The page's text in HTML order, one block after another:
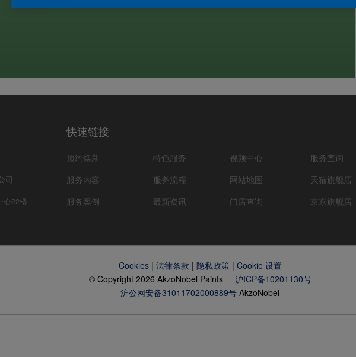
司
心22楼
快速链接
预约焕新
特色服务
服务内容
服务流程
服务案例
最新资讯
视频中心
服务查询
网站地图
天猫旗舰店
门店查询
京东旗舰店
Cookies| 法律条款 | 隐私政策 | Cookie 设置
© Copyright 2026 AkzoNobel Paints 沪ICP备10201130号
沪公网安备31011702000889号 AkzoNobel